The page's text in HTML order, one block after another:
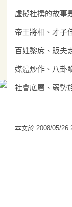
虛擬杜撰的故事
帝王將相、才
百姓黎庶、販
媒體炒作、八
社會底層、弱
本文於 2008/05/26